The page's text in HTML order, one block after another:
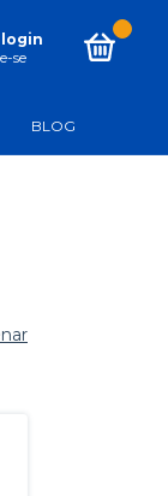
login
se
BLOG